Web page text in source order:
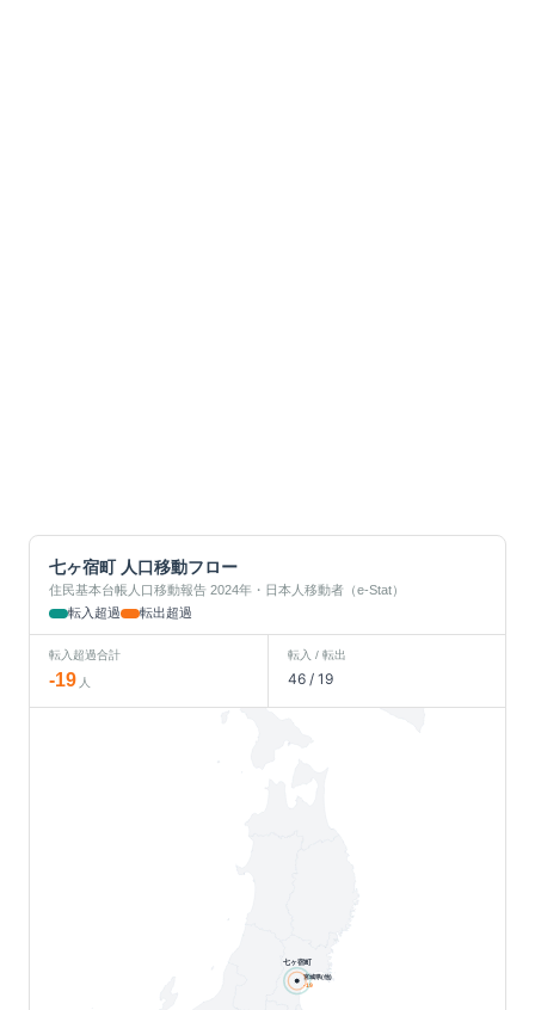
七ヶ宿町人口移動フロー
住民基本台帳人口移動報告 2024年・日本人移動者（e-Stat）
転入超過
転出超過
転入超過合計
-19 人
転入 / 転出
46/ 19
宮城県(他)
-19
七ヶ宿町